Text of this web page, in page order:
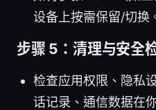
设备上按需保留/切换
步骤 5：清理与安全
检查应用权限、隐私
话记录、通信数据在